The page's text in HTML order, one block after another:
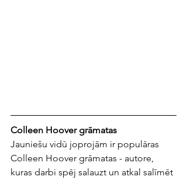
Colleen Hoover grāmatas
Jauniešu vidū joprojām ir populāras
Colleen Hoover grāmatas - autore,
kuras darbi spēj salauzt un atkal salīmēt